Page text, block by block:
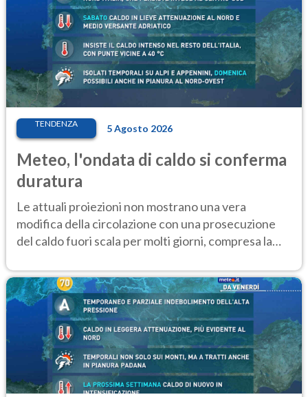
TENDENZA 5 Agosto 2026
Meteo, l'ondata di caldo si conferma
duratura
Le attuali proiezioni non mostrano una vera
modifica della circolazione con una prosecuzione
del caldo fuori scala per molti giorni, compresa la